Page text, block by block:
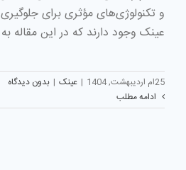
و تکنولوژی‌های مؤثری برای
عینک وجود دارند که در این مقاله
25ام اردیبهشت, 1404 | عینک | بدون دیدگاه
ادامه مطلب